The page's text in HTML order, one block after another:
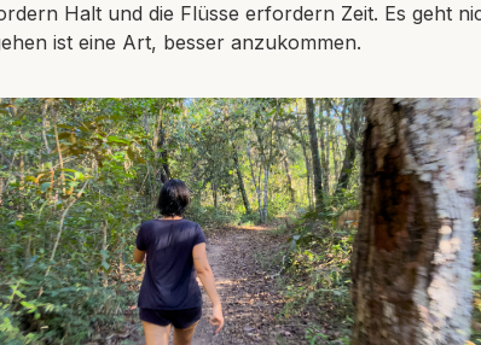
Halt und die Flüsse erfordern Zeit. Es geht
ist eine Art, besser anzukommen.